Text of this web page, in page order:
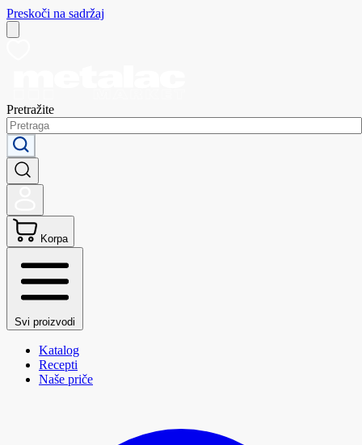
Preskoči na sadržaj
Pretražite
Korpa
Svi proizvodi
Katalog
Recepti
Naše priče